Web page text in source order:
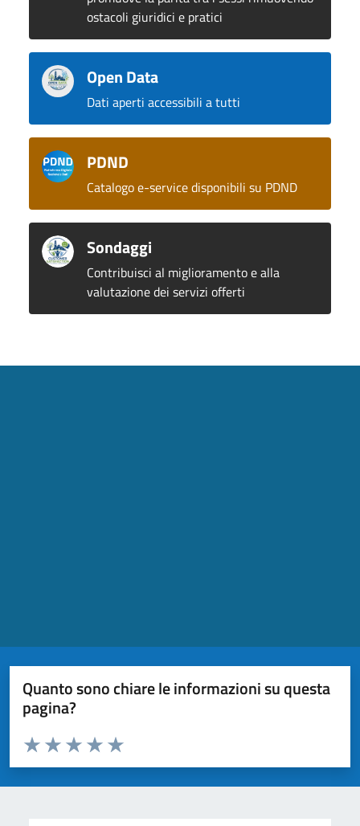
ostacoli giuridici e pratici
Open Data
Dati aperti accessibili a tutti
PDND
Catalogo e-service disponibili su PDND
Sondaggi
Contribuisci al miglioramento e alla
valutazione dei servizi offerti
Quanto sono chiare le informazioni su questa
pagina?
Valuta da 1 a 5 stelle la pagina
Valuta 5 stelle su 5
Valuta 4 stelle su 5
Valuta 3 stelle su 5
Valuta 2 stelle su 5
Valuta 1 stelle su 5